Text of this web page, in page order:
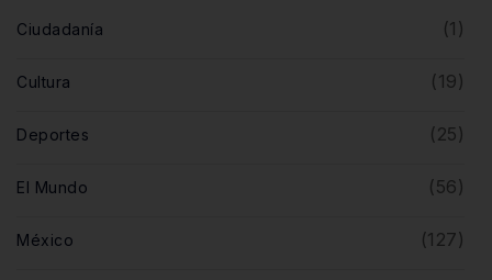
Ciudadanía (1)
Cultura (19)
Deportes (25)
El Mundo (56)
México (127)